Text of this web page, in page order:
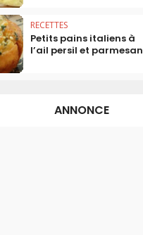
RECETTES
Petits pains italiens à
l’ail persil et parmesan
ANNONCE